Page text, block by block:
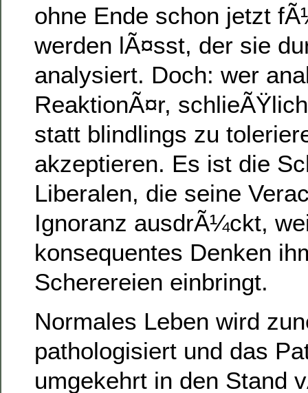
ohne Ende schon jetzt
werden lÃ¤sst, der sie
analysiert. Doch: wer
ReaktionÃ¤r,
statt blindlings zu
akzeptieren. Es ist die
Liberalen, die seine
Ignoranz ausdrÃ¼ckt,
konsequentes Denken
Scherereien einbringt.
Normales Leben wird
pathologisiert und das
umgekehrt in den Stand